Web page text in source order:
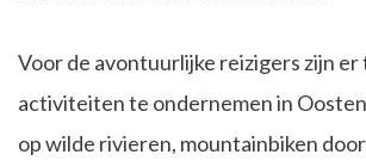
Voor de avontuurlijke reizigers zijn er
activiteiten te ondernemen in
op wilde rivieren, mountainbiken